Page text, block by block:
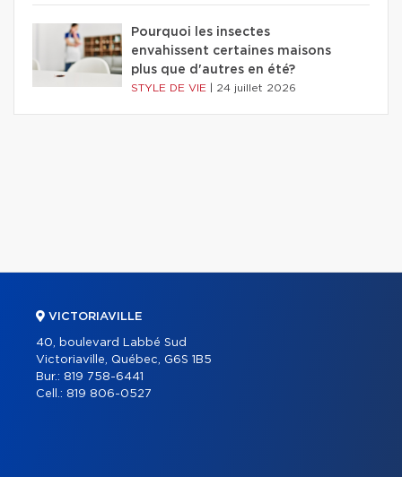
Pourquoi les insectes
envahissent certaines maisons
plus que d'autres en été?
STYLE DE VIE 24 juillet 2026
VICTORIAVILLE
40, boulevard Labbé Sud
Victoriaville, Québec, G6S 1B5
Bur.: 819 758-6441
Cell.: 819 806-0527